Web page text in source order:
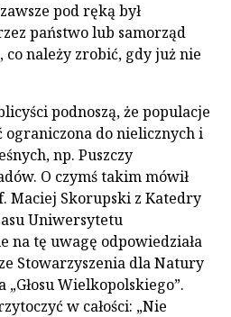
pod ręką był
państwo lub samorząd
należy zrobić, gdy już nie
podnoszą, że populacje
do nielicznych i
np. Puszczy
O czymś takim mówił
Maciej Skorupski z Katedry
Uniwersytetu
na tę uwagę odpowiedziała
Stowarzyszenia dla Natury
Wielkopolskiego”.
w całości: „Nie